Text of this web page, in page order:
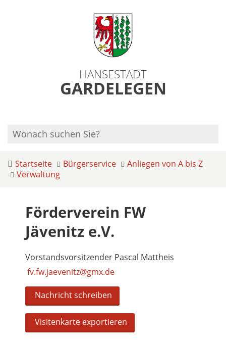
HANSESTADT
GARDELEGEN
Startseite Bürgerservice
Anliegen von A bis Z
Verwaltung
Förderverein FW
Jävenitz e.V.
Vorstandsvorsitzender Pascal Mattheis
fv.fw.jaevenitz@gmx.de
Nachricht schreiben
Visitenkarte exportieren